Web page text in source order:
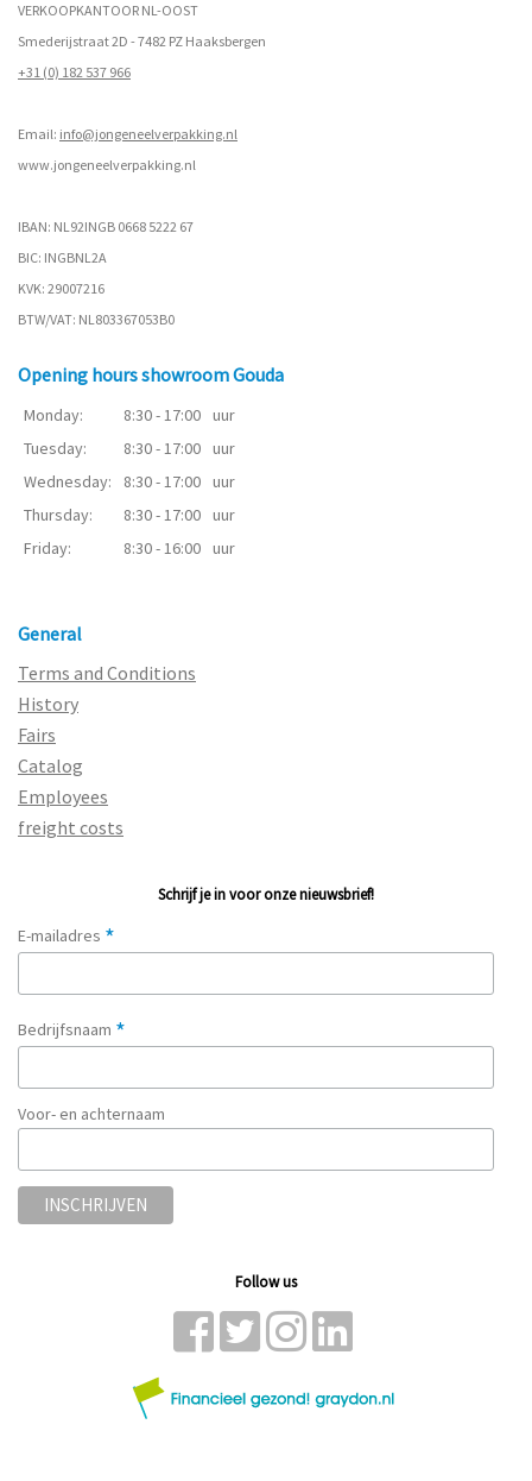
VERKOOPKANTOOR NL-OOST
Smederijstraat 2D - 7482 PZ Haaksbergen
+31 (0) 182 537 966
Email: info@jongeneelverpakking.nl
www.jongeneelverpakking.nl
IBAN: NL92INGB 0668 5222 67
BIC: INGBNL2A
KVK: 29007216
BTW/VAT: NL803367053B0
Opening hours showroom Gouda
Monday: 8:30 - 17:00 uur
Tuesday:
8:30 - 17:00 uur
Wednesday:
8:30 - 17:00 uur
Thursday:
8:30 - 17:00 uur
Friday:
8:30 - 16:00 uur
General
Terms and Conditions
History
Fairs
Catalog
Employees
freight costs
Schrijf je in voor onze nieuwsbrief!
E-mailadres *
Bedrijfsnaam *
Voor- en achternaam
Follow us